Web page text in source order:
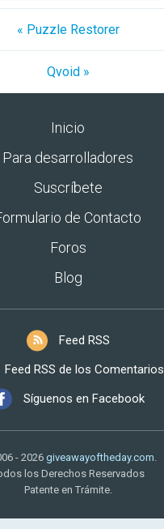
« Puzzle Restorer
Qvoid »
Inicio
Para desarrolladores
Suscríbete
de Contacto
Foros
Blog
Feed RSS
Feed RSS de los Comentarios
Síguenos en Facebook
- 2026 giveawayoftheday.com.
los Derechos Reservados
Patente en Trámite.